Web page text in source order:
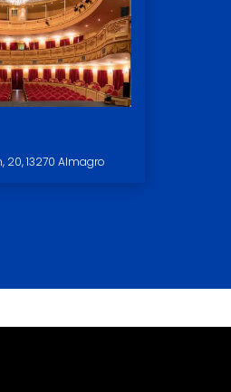
20, 13270 Almagro